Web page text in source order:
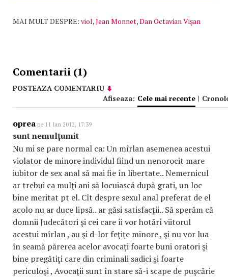
MAI MULT DESPRE: viol,Jean Monnet,Dan Octavian Vişan
Comentarii (1)
POSTEAZA COMENTARIU
Afiseaza: Cele mai recente |
oprea pe 11 Ian 2012, 17:39
sunt nemulţumit
Nu mi se pare normal ca: Un mîrlan asemenea acestui
violator de minore individul fiind un nenorocit mare
iubitor de sex anal să mai fie în libertate.. Nemernicul
ar trebui ca mulţi ani să locuiască după grati, un loc
bine meritat pt el. Cît despre sexul anal preferat de el
acolo nu ar duce lipsă.. ar găsi satisfacţii.. Să sperăm că
domnii Judecători şi cei care îi vor hotărî viitorul
acestui mîrlan , au şi d-lor feţiţe minore , şi nu vor lua
în seamă părerea acelor avocaţi foarte buni oratori şi
bine pregătiţi care din criminali sadici şi foarte
periculoşi , Avocaţii sunt în stare să-i scape de puşcărie